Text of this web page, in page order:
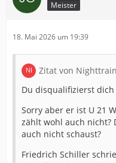
Meister
18. Mai 2026 um 19:39
Zitat von
Du disqualifizierst
Sorry aber er ist U 21
zählt wohl auch nicht?
auch nicht schaust?
Friedrich Schiller